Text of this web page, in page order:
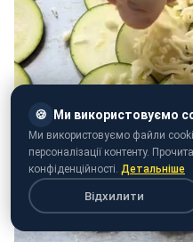
🍪 Ми використовуємо
Ми використовуємо файли
персоналізації контенту.
конфіденційності. Детальніше
Відхилити